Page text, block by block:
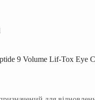
9 Volume Lif-Tox Eye